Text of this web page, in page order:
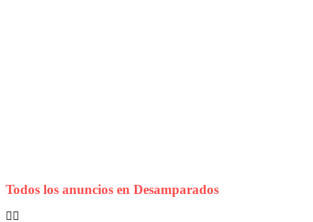
Todos los anuncios en Desamparados